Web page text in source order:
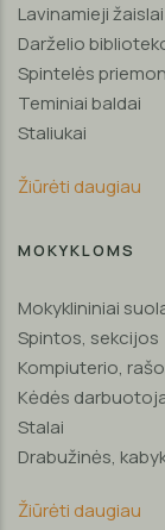
Lavinamieji žaislai
Darželio
Spintelės
Teminiai baldai
Staliukai
Žiūrėti daugiau
MOKYKLOMS
Mokyklininiai
Spintos, sekcijos
Kompiuterio,
Kėdės
Stalai
Drabužinės,
Žiūrėti daugiau